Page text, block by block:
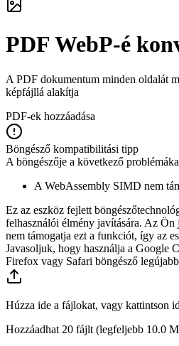
Gyors eszközkeresés
PDF WebP-é
A PDF dokumentum minden oldalát
képfájllá alakítja
PDF-ek hozzáadása
Böngésző kompatibilitási tipp
A böngészője a következő
A WebAssembly SIMD nem
Ez az eszköz fejlett
felhasználói élmény javítására. Az Ön
nem támogatja ezt a funkciót, így az
Javasoljuk, hogy használja a Google
Firefox vagy Safari böngésző
Húzza ide a fájlokat, vagy kattintson
Hozzáadhat 20 fájlt (legfeljebb 10.0